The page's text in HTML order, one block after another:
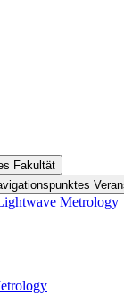
Fakultät
Metrology